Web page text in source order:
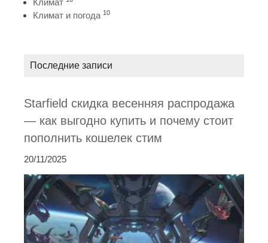
Климат и погода 10
Последние записи
Starfield скидка весенняя распродажа
— как выгодно купить и почему стоит
пополнить кошелек стим
20/11/2025